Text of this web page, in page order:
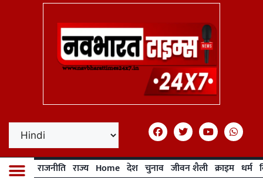
राजनीति राज्य Home देश चुनाव जीवन शैली क्राइम धर्म